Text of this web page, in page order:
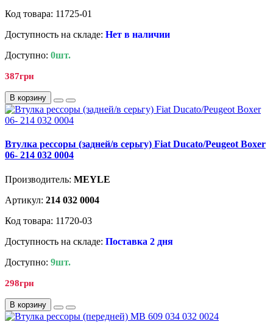
Код товара: 11725-01
Доступность на складе: Нет в наличии
Доступно: 0шт.
387грн
В корзину
Втулка рессоры (задней/в серьгу) Fiat Ducato/Peugeot Boxer
06- 214 032 0004
Производитель: MEYLE
Артикул: 214 032 0004
Код товара: 11720-03
Доступность на складе: Поставка 2 дня
Доступно: 9шт.
298грн
В корзину